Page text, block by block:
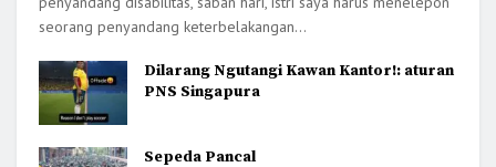
seorang penyandang keterbelakangan...
Dilarang Ngutangi Kawan Kantor!: aturan
PNS Singapura
Sepeda Pancal